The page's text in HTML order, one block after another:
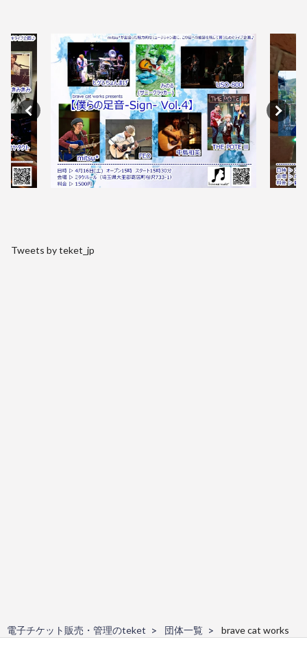
Tweets by teket_jp
電子チケット販売・管理のteket 団体一覧 brave cat works